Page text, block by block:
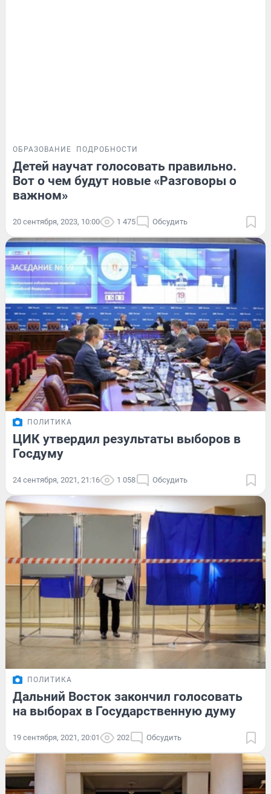
ОБРАЗОВАНИЕ ПОДРОБНОСТИ
Детей научат голосовать правильно.
Вот о чем будут новые «Разговоры о
важном»
20 сентября, 2023, 10:00 1 475 Обсудить
ПОЛИТИКА
ЦИК утвердил результаты выборов в
Госдуму
24 сентября, 2021, 21:16 1 058 Обсудить
ПОЛИТИКА
Дальний Восток закончил голосовать
на выборах в Государственную думу
19 сентября, 2021, 20:01 202 Обсудить